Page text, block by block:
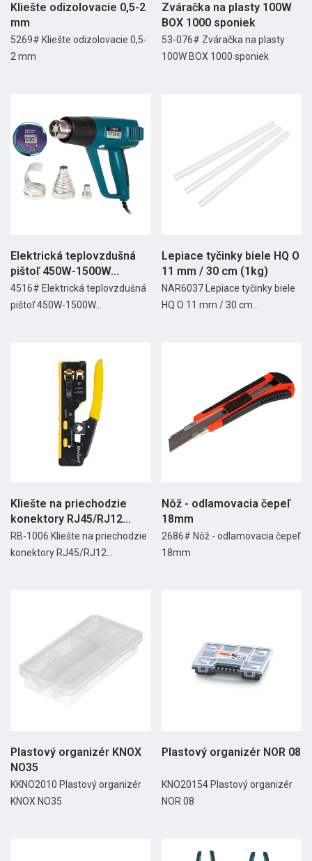
Kliešte odizolovacie 0,5-2
mm
5269# Kliešte odizolovacie 0,5-
2 mm
Zváračka na plasty 100W
BOX 1000 sponiek
53-076# Zváračka na plasty
100W BOX 1000 sponiek
Elektrická teplovzdušná
pištoľ 450W-1500W...
4516# Elektrická teplovzdušná
pištoľ 450W-1500W...
Lepiace tyčinky biele HQ O
11 mm / 30 cm (1kg)
NAR6037 Lepiace tyčinky biele
HQ O 11 mm / 30 cm...
Kliešte na priechodzie
konektory RJ45/RJ12
Rebel
RB-1006 Kliešte na priechodzie
konektory RJ45/RJ12...
Nôž - odlamovacia čepeľ
18mm
2686# Nôž - odlamovacia čepeľ
18mm
Plastový organizér KNOX
NO35
KKNO2010 Plastový organizér
KNOX NO35
Plastový organizér NOR 08
KNO20154 Plastový organizér
NOR 08